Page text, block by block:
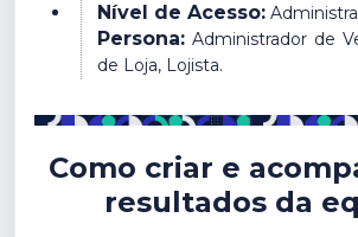
Nível de Acesso:
Persona: Administrador de
de Loja, Lojista.
Como criar e
resultados da